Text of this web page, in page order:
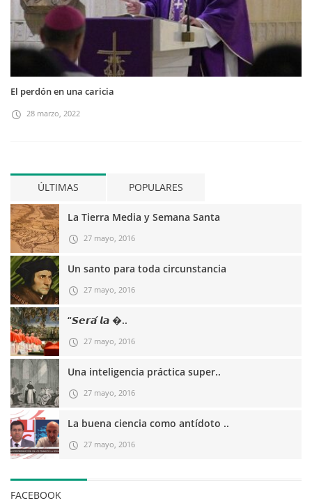
El perdón en una caricia
28 marzo, 2022
ÚLTIMAS POPULARES
La Tierra Media y Semana Santa
27 mayo, 2016
Un santo para toda circunstancia
27 mayo, 2016
“𝙎𝙚𝙧𝙖́ 𝙡𝙖 �..
27 mayo, 2016
Una inteligencia práctica super..
27 mayo, 2016
La buena ciencia como antídoto ..
27 mayo, 2016
FACEBOOK